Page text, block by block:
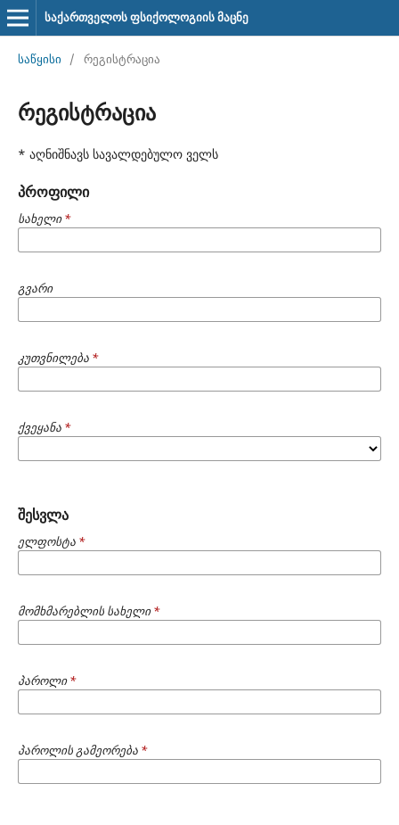
საქართველოს ფსიქოლოგიის მაცნე
საწყისი / რეგისტრაცია
რეგისტრაცია
* აღნიშნავს სავალდებულო ველს
პროფილი
სახელი*
გვარი
კუთვნილება *
ქვეყანა *
შესვლა
ელფოსტა *
მომხმარებლის სახელი*
პაროლი*
პაროლის გამეორება *